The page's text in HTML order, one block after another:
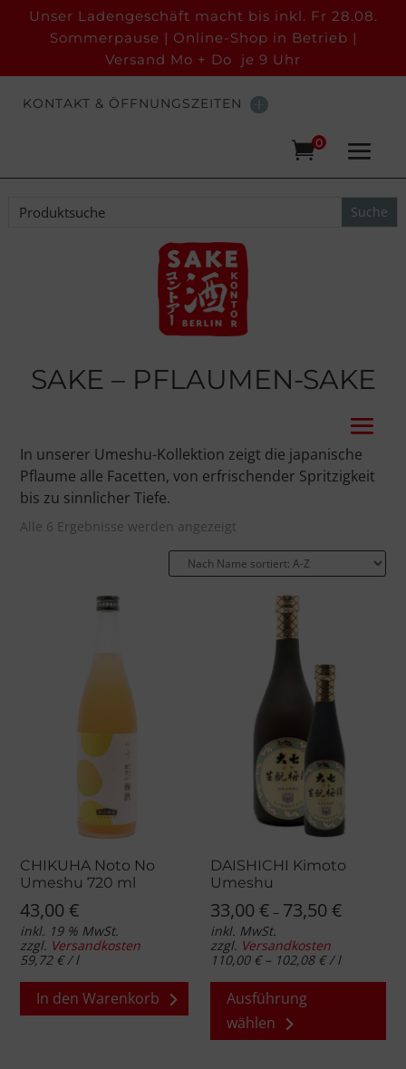
Unser Ladengeschäft macht bis inkl. Fr 28.08.
Sommerpause | Online-Shop in Betrieb |
Versand Mo + Do je 9 Uhr
KONTAKT & ÖFFNUNGSZEITEN
0
SAKE – PFLAUMEN-SAKE
In unserer Umeshu-Kollektion zeigt die japanische
Pflaume alle Facetten, von erfrischender Spritzigkeit
bis zu sinnlicher Tiefe.
Alle 6 Ergebnisse werden angezeigt
CHIKUHA Noto No
Umeshu 720 ml
43,00€
inkl. 19 % MwSt.
zzgl. Versandkosten
59,72 €/l
In den Warenkorb
DAISHICHI Kimoto
Umeshu
33,00€ – 73,50€
inkl. MwSt.
zzgl. Versandkosten
110,00 €– 102,08 €/l
Ausführung
wählen